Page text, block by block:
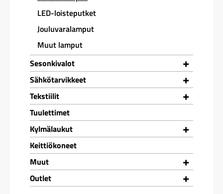
LED-loisteputket
Jouluvaralamput
Muut lamput
+
Sesonkivalot
+
Sähkötarvikkeet
+
Tekstiilit
Tuulettimet
+
Kylmälaukut
Keittiökoneet
+
Muut
+
Outlet